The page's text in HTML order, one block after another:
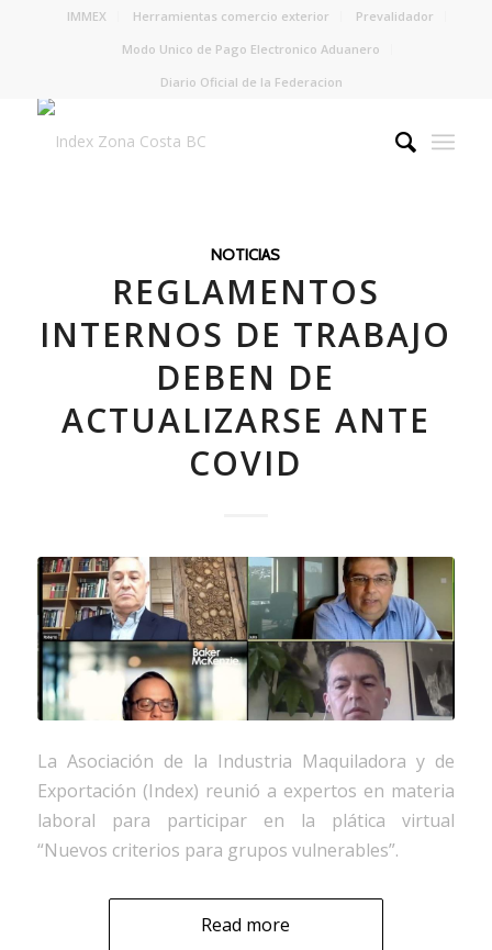
IMMEX Herramientas comercio exterior
Prevalidador
Modo Unico de Pago Electronico Aduanero
Diario Oficial de la Federacion
NOTICIAS
REGLAMENTOS
INTERNOS DE TRABAJO
DEBEN DE
ACTUALIZARSE ANTE
COVID
La Asociación de la Industria Maquiladora y de
Exportación (Index) reunió a expertos en materia
laboral para participar en la plática virtual
“Nuevos criterios para grupos vulnerables”.
Read more